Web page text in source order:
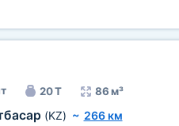
20 Т 86 м³
(KZ) ~ 266 км